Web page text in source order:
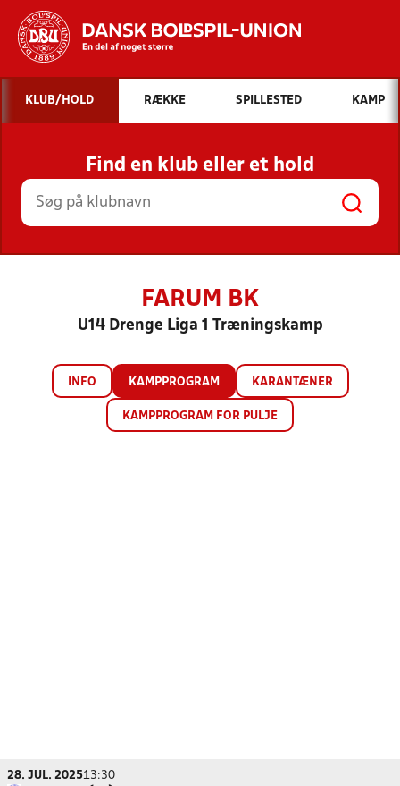
Hvad vil du søge efter?
INDHOLD OG NYHEDER
STILLINGER, RESULTATER, KLUBBER OG
HOLD
KLUB/HOLD RÆKKE SPILLESTED KAMP
Find en klub eller et hold
FARUM BK
U14 Drenge Liga 1 Træningskamp
INFO KAMPPROGRAM KARANTÆNER
KAMPPROGRAM FOR PULJE
28. JUL. 202513:30